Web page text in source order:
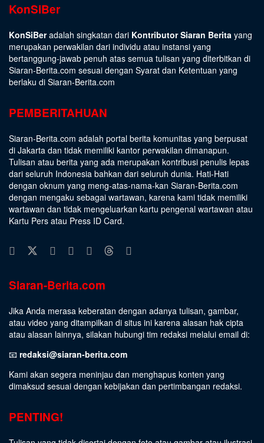
KonSiBer
KonSiBeradalah singkatan dari Kontributor Siaran Berita yang
merupakan perwakilan dari individu atau instansi yang
bertanggung-jawab penuh atas semua tulisan yang diterbitkan di
Siaran-Berita.com sesuai dengan Syarat dan Ketentuan yang
berlaku di Siaran-Berita.com
PEMBERITAHUAN
Siaran-Berita.com adalah portal berita komunitas yang berpusat
di Jakarta dan tidak memiliki kantor perwakilan dimanapun.
Tulisan atau berita yang ada merupakan kontribusi penulis lepas
dari seluruh Indonesia bahkan dari seluruh dunia. Hati-Hati
dengan oknum yang meng-atas-nama-kan Siaran-Berita.com
dengan mengaku sebagai wartawan, karena kami tidak memiliki
wartawan dan tidak mengeluarkan kartu pengenal wartawan atau
Kartu Pers atau Press ID Card.
Siaran-Berita.com
Jika Anda merasa keberatan dengan adanya tulisan, gambar,
atau video yang ditampilkan di situs ini karena alasan hak cipta
atau alasan lainnya, silakan hubungi tim redaksi melalui email di:
📧 redaksi@siaran-berita.com
Kami akan segera meninjau dan menghapus konten yang
dimaksud sesuai dengan kebijakan dan pertimbangan redaksi.
PENTING!